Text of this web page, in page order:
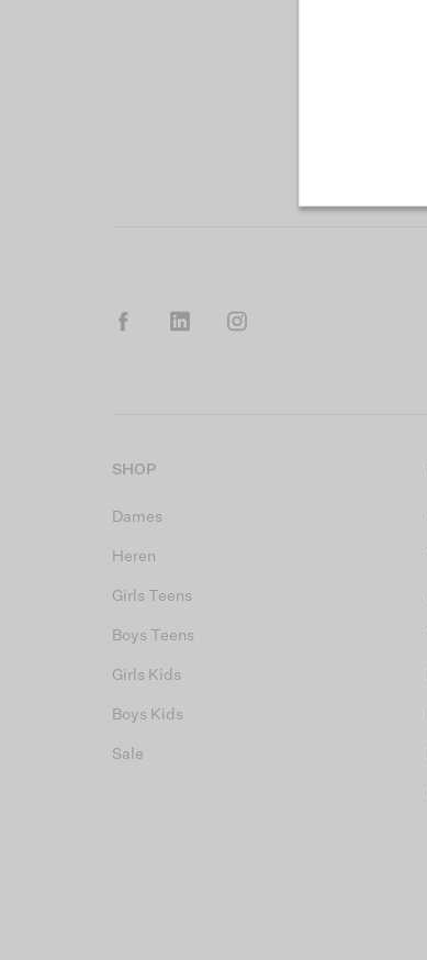
SHOP
Dames
Heren
Girls Teens
Boys Teens
Girls Kids
Boys Kids
Sale